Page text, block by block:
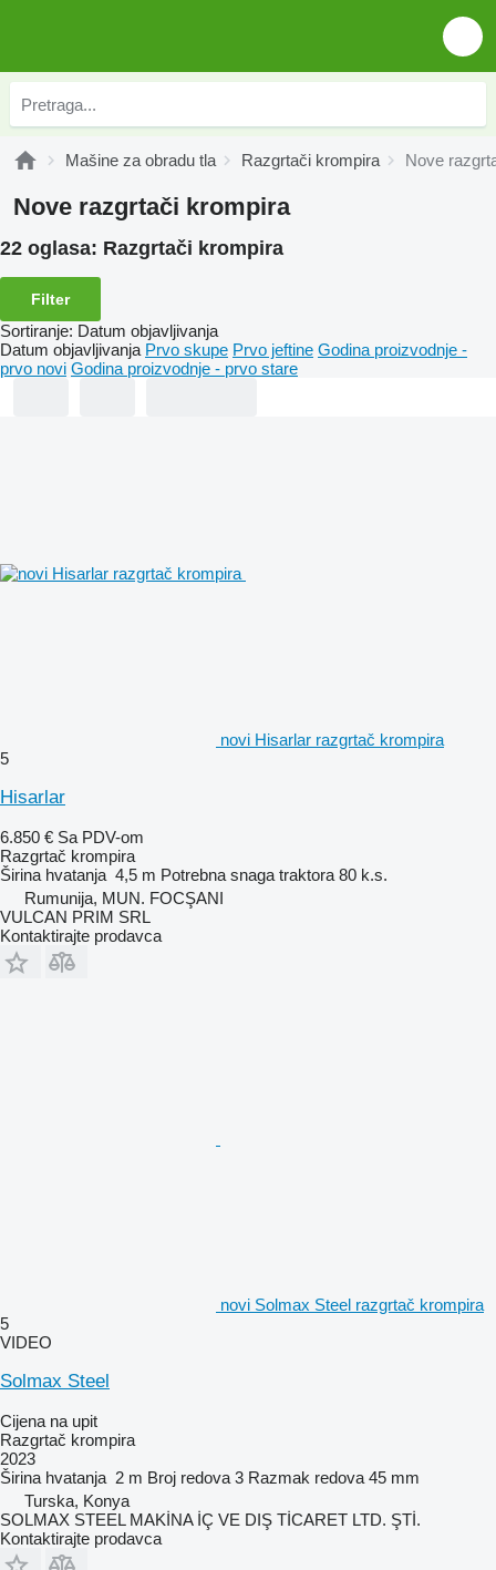
Mašine za obradu tla Razgrtači krompira Nove
Nove razgrtači krompira
22 oglasa: Razgrtači krompira
Filter
Sortiranje: Datum objavljivanja
Datum objavljivanja Prvo skupe Prvo jeftine Godina proizvodnje -
prvo novi Godina proizvodnje - prvo stare
novi Hisarlar razgrtač krompira
5
Hisarlar
6.850 € Sa PDV-om
Razgrtač krompira
Širina hvatanja 4,5 m Potrebna snaga traktora 80 k.s.
Rumunija, MUN. FOCŞANI
VULCAN PRIM SRL
Kontaktirajte prodavca
novi Solmax Steel razgrtač krompira
5
VIDEO
Solmax Steel
Cijena na upit
Razgrtač krompira
2023
Širina hvatanja 2 m Broj redova 3 Razmak redova 45 mm
Turska, Konya
SOLMAX STEEL MAKİNA İÇ VE DIŞ TİCARET LTD. ŞTİ.
Kontaktirajte prodavca